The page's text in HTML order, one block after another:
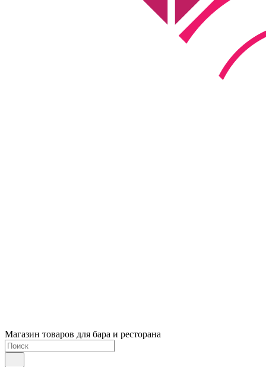
Магазин товаров для бара и ресторана